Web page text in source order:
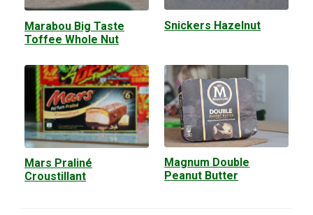
Marabou Big Taste
Toffee Whole Nut
Snickers Hazelnut
Mars Praliné
Croustillant
Magnum Double
Peanut Butter